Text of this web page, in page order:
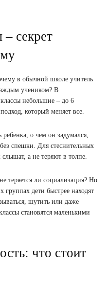
секрет
в обычной школе учитель
учеником? В
небольшие – до 6
который меняет все.
о чем он задумался,
спешки. Для стеснительных
а не теряют в толпе.
теряется ли социализация? Но
группах дети быстрее находят
шутить или даже
становятся маленькими
что стоит